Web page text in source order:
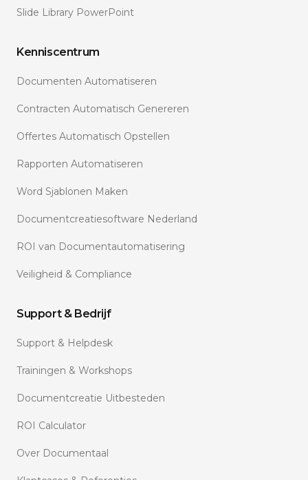
Slide Library PowerPoint
Kenniscentrum
Documenten Automatiseren
Contracten Automatisch Genereren
Offertes Automatisch Opstellen
Rapporten Automatiseren
Word Sjablonen Maken
Documentcreatiesoftware Nederland
ROI van Documentautomatisering
Veiligheid & Compliance
Support & Bedrijf
Support & Helpdesk
Trainingen & Workshops
Documentcreatie Uitbesteden
ROI Calculator
Over Documentaal